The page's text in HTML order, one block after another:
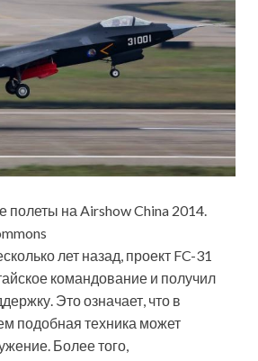
на Airshow China 2014.
лет назад, проект FC-31
командование и получил
Это означает, что в
подобная техника может
Более того,